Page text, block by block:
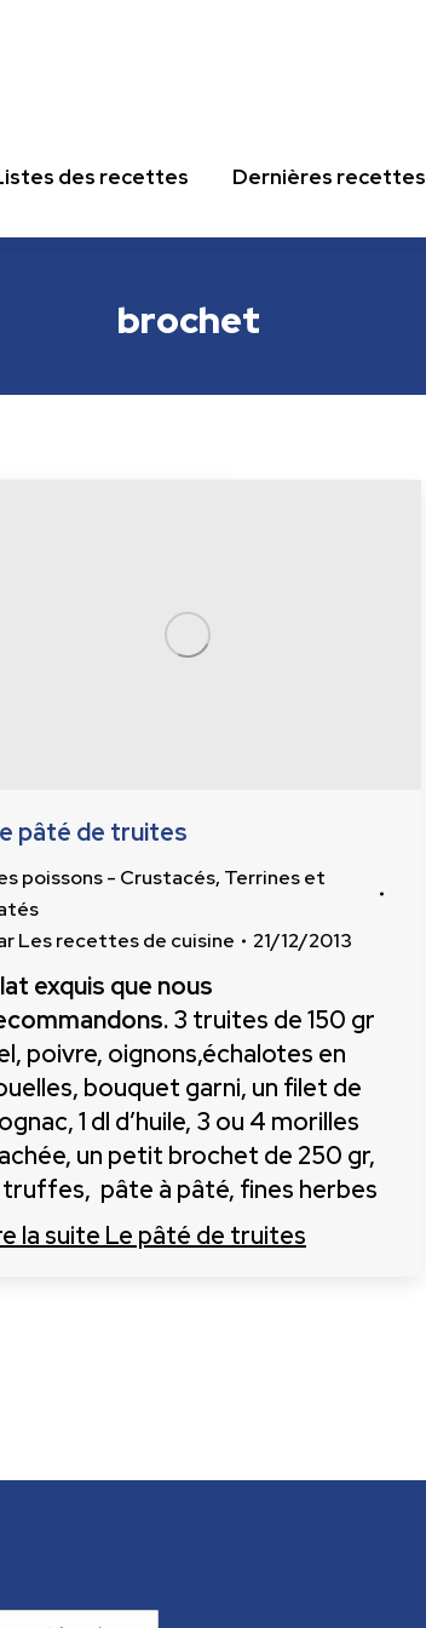
des recettes Dernières recettes
brochet
pâté de truites
poissons - Crustacés, Terrines et
Les recettes de cuisine 21/12/2013
exquis que nous
3 truites de 150 gr
poivre, oignons,échalotes en
bouquet garni, un filet de
1 dl d’huile, 3 ou 4 morilles
un petit brochet de 250 gr,
truffes, pâte à pâté, fines herbes
la suite Le pâté de truites